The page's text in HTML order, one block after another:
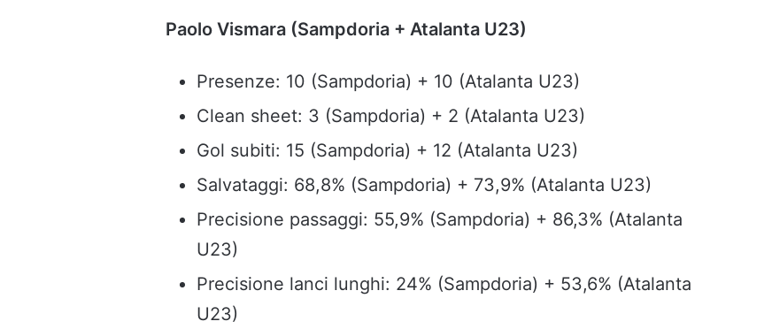
Paolo Vismara (Sampdoria + Atalanta U23)
Presenze: 10 (Sampdoria) + 10 (Atalanta U23)
Clean sheet: 3 (Sampdoria) + 2 (Atalanta U23)
Gol subiti: 15 (Sampdoria) + 12 (Atalanta U23)
Salvataggi: 68,8% (Sampdoria) + 73,9% (Atalanta U23)
Precisione passaggi: 55,9% (Sampdoria) + 86,3% (Atalanta
U23)
Precisione lanci lunghi: 24% (Sampdoria) + 53,6% (Atalanta
U23)